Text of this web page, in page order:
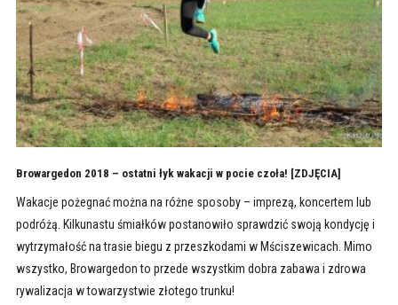
Browargedon 2018 – ostatni łyk wakacji w pocie czoła! [ZDJĘCIA]
Wakacje pożegnać można na różne sposoby – imprezą, koncertem lub
podróżą. Kilkunastu śmiałków postanowiło sprawdzić swoją kondycję i
wytrzymałość na trasie biegu z przeszkodami w Mściszewicach. Mimo
wszystko, Browargedon to przede wszystkim dobra zabawa i zdrowa
rywalizacja w towarzystwie złotego trunku!